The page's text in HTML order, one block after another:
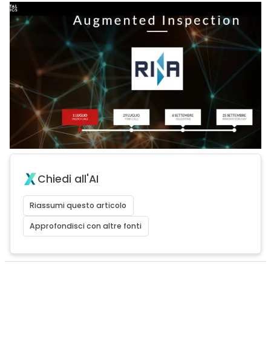
Chiedi all'AI
Riassumi questo articolo
Approfondisci con altre fonti